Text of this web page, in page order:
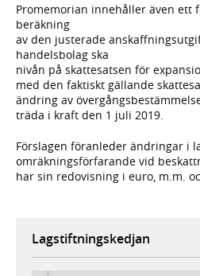
Promemorian innehåller även ett
beräkning
av den justerade
handelsbolag ska
nivån på skattesatsen för
med den faktiskt gällande
ändring av
träda i kraft den 1 juli 2019.
Förslagen föranleder ändringar i
omräkningsförfarande vid
har sin redovisning i euro, m.m.
Lagstiftningskedjan